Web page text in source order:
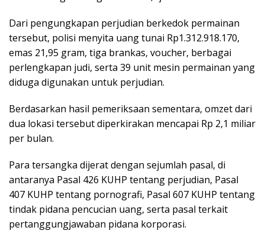
Dari pengungkapan perjudian berkedok permainan
tersebut, polisi menyita uang tunai Rp1.312.918.170,
emas 21,95 gram, tiga brankas, voucher, berbagai
perlengkapan judi, serta 39 unit mesin permainan yang
diduga digunakan untuk perjudian.
Berdasarkan hasil pemeriksaan sementara, omzet dari
dua lokasi tersebut diperkirakan mencapai Rp 2,1 miliar
per bulan.
Para tersangka dijerat dengan sejumlah pasal, di
antaranya Pasal 426 KUHP tentang perjudian, Pasal
407 KUHP tentang pornografi, Pasal 607 KUHP tentang
tindak pidana pencucian uang, serta pasal terkait
pertanggungjawaban pidana korporasi.